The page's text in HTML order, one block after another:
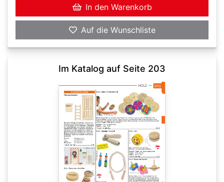
In den Warenkorb
Auf die Wunschliste
Im Katalog auf Seite 203